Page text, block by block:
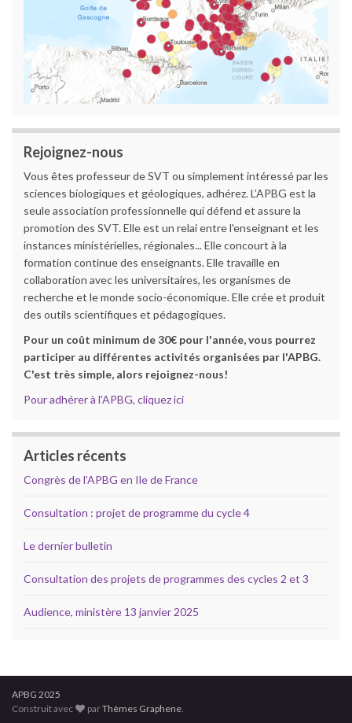
Rejoignez-nous
Vous êtes professeur de SVT ou simplement intéressé par les
sciences biologiques et géologiques, adhérez. L’APBG est la
seule association professionnelle qui défend et assure la
promotion des SVT. Elle est un relai entre l'enseignant et les
instances ministérielles, régionales... Elle concourt à la
formation continue des enseignants. Elle travaille en
collaboration avec les universitaires, les organismes de
recherche et le monde socio-économique. Elle crée et produit
des outils scientifiques et pédagogiques.
Pour un coût minimum de 30€ pour l'année, vous pourrez
participer au différentes activités organisées par l'APBG.
C'est très simple, alors rejoignez-nous!
Pour adhérer à l'APBG, cliquez ici
Articles récents
Congrès de l’APBG en Ile de France
Consultation : projet de programme du cycle 4
Le dernier bulletin
Consultation des projets de programmes des cycles 2 et 3
Audience, ministère 13 janvier 2025
APBG 2025
Construit avec
parThèmes Graphene.